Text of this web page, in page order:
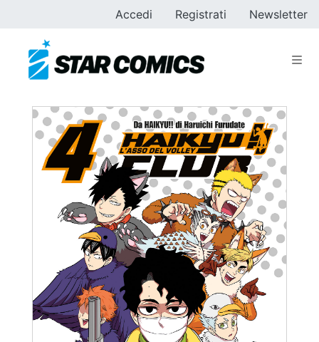
Accedi Registrati Newsletter